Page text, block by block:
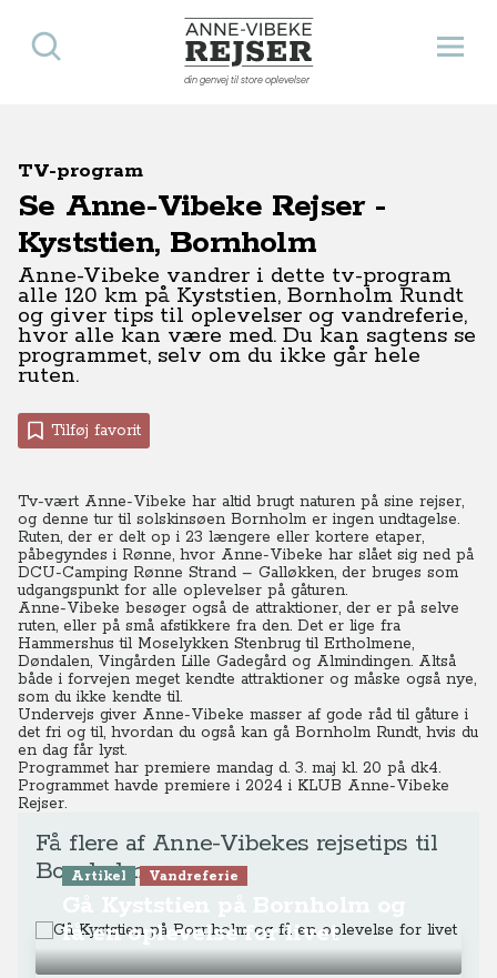
Anne-Vibeke Rejser
din genvej til store oplevelser
Åbn
Søg
TV-program
Se Anne-Vibeke Rejser -
Kyststien, Bornholm
Anne-Vibeke vandrer i dette tv-program
alle 120 km på Kyststien, Bornholm Rundt
og giver tips til oplevelser og vandreferie,
hvor alle kan være med. Du kan sagtens se
programmet, selv om du ikke går hele
ruten.
Tilføj favorit
Tv-vært Anne-Vibeke har altid brugt naturen på sine rejser,
og denne tur til solskinsøen Bornholm er ingen undtagelse.
Ruten, der er delt op i 23 længere eller kortere etaper,
påbegyndes i Rønne, hvor Anne-Vibeke har slået sig ned på
DCU-Camping Rønne Strand – Galløkken, der bruges som
udgangspunkt for alle oplevelser på gåturen.
Anne-Vibeke besøger også de attraktioner, der er på selve
ruten, eller på små afstikkere fra den. Det er lige fra
Hammershus til Moselykken Stenbrug til Ertholmene,
Døndalen, Vingården Lille Gadegård og Almindingen. Altså
både i forvejen meget kendte attraktioner og måske også nye,
som du ikke kendte til.
Undervejs giver Anne-Vibeke masser af gode råd til gåture i
det fri og til, hvordan du også kan gå Bornholm Rundt, hvis du
en dag får lyst.
Programmet har premiere mandag d. 3. maj kl. 20 på dk4.
Programmet havde premiere i 2024i KLUB Anne-Vibeke
Rejser.
Få flere af Anne-Vibekes rejsetips til
Bornholm
Artikel Vandreferie
få en oplevelse for livet